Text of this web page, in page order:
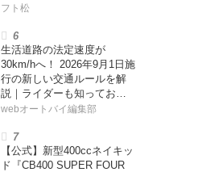
フト松
生活道路の法定速度が
30km/hへ！ 2026年9月1日施
行の新しい交通ルールを解
説｜ライダーも知っておく
べきポイントをチェック！
webオートバイ編集部
【公式】新型400ccネイキッ
ド『CB400 SUPER FOUR